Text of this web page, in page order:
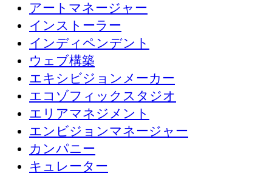
アートマネージャー
インストーラー
インディペンデント
ウェブ構築
エキシビジョンメーカー
エコゾフィックスタジオ
エリアマネジメント
エンビジョンマネージャー
カンパニー
キュレーター